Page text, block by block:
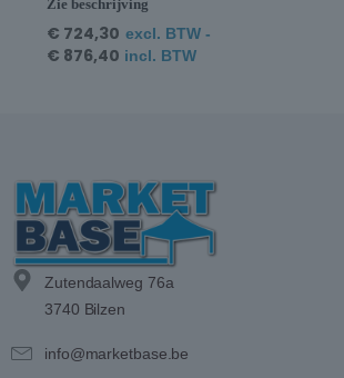
Zie beschrijving
€ 724,30 excl. BTW -
€ 876,40 incl. BTW
Zutendaalweg 76a
3740 Bilzen
info@marketbase.be